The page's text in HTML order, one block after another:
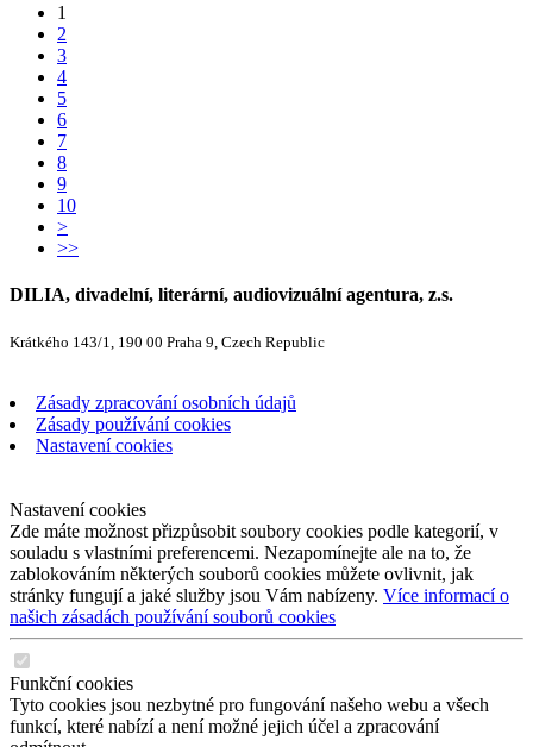
1
2
3
4
5
6
7
8
9
10
>
>>
DILIA, divadelní, literární, audiovizuální agentura, z.s.
Krátkého 143/1, 190 00 Praha 9, Czech Republic
Zásady zpracování osobních údajů
Zásady používání cookies
Nastavení cookies
Nastavení cookies
Zde máte možnost přizpůsobit soubory cookies podle kategorií, v
souladu s vlastními preferencemi. Nezapomínejte ale na to, že
zablokováním některých souborů cookies můžete ovlivnit, jak
stránky fungují a jaké služby jsou Vám nabízeny. Více informací o
našich zásadách používání souborů cookies
Funkční cookies
Tyto cookies jsou nezbytné pro fungování našeho webu a všech
funkcí, které nabízí a není možné jejich účel a zpracování